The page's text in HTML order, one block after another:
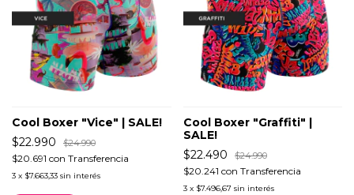
Cool Boxer "Vice" | SALE!
$22.990
$24.990
$20.691 con Transferencia
3 x $7.663,33 sin interés
Cool Boxer "Graffiti" |
SALE!
$22.490
$24.990
$20.241 con Transferencia
3 x $7.496,67 sin interés